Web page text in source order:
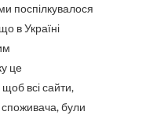
поспілкувалося
в Україні
це
всі сайти,
споживача, були